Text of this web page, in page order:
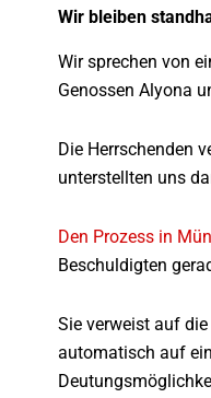
Wir bleiben
Wir sprechen von
Genossen Alyona
Die Herrschenden
unterstellten uns
Den Prozess in
Beschuldigten
Sie verweist auf
automatisch auf